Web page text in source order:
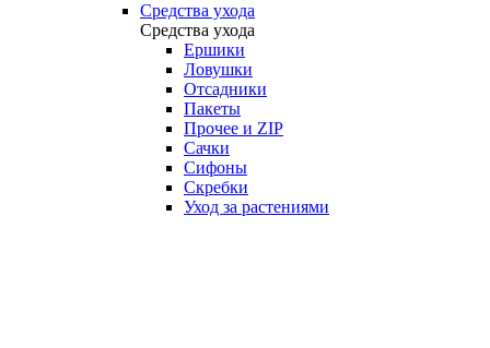
Средства ухода
Средства ухода
Ершики
Ловушки
Отсадники
Пакеты
Прочее и ZIP
Сачки
Сифоны
Скребки
Уход за растениями